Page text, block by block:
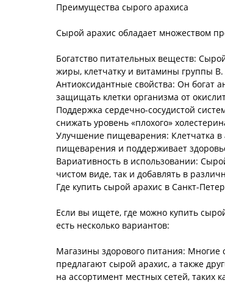
Преимущества сырого арахиса
Сырой арахис обладает множеством
Богатство питательных веществ:
жиры, клетчатку и витамины группы B.
Антиоксидантные свойства: Он богат
защищать клетки организма от
Поддержка сердечно-сосудистой
снижать уровень «плохого»
Улучшение пищеварения: Клетчатка в
пищеварения и поддерживает
Вариативность в использовании:
чистом виде, так и добавлять в
Где купить сырой арахис в Санкт-
Если вы ищете, где можно купить
есть несколько вариантов:
Магазины здорового питания:
предлагают сырой арахис, а также
на ассортимент местных сетей, таких